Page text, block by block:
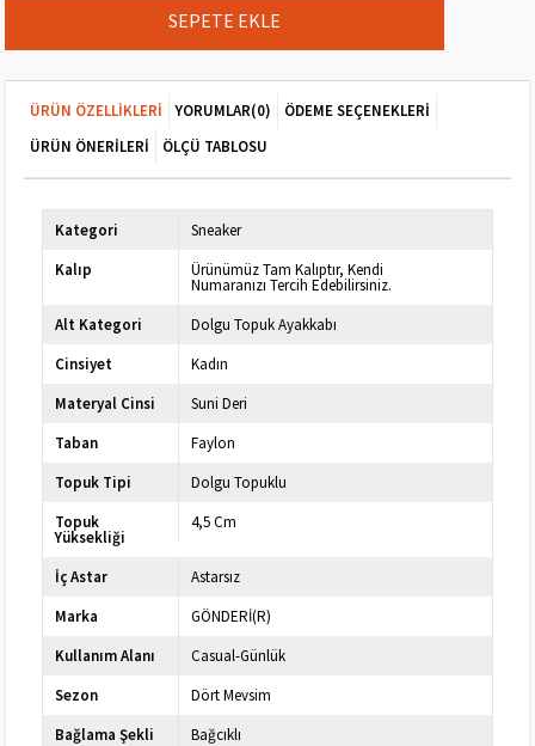
ÜRÜN ÖZELLIKLERI YORUMLAR(0)
ÖDEME SEÇENEKLERI
ÜRÜN ÖNERILERI
ÖLÇÜ TABLOSU
Kategori
Sneaker
Kalıp
Ürünümüz Tam Kalıptır, Kendi
Numaranızı Tercih Edebilirsiniz.
Alt Kategori
Dolgu Topuk Ayakkabı
Cinsiyet
Kadın
Materyal Cinsi
Suni Deri
Taban
Faylon
Topuk Tipi
Dolgu Topuklu
Topuk
Yüksekliği
4,5 Cm
İç Astar
Astarsız
Marka
GÖNDERİ(R)
Kullanım Alanı
Casual-Günlük
Sezon
Dört Mevsim
Bağlama Şekli
Bağcıklı